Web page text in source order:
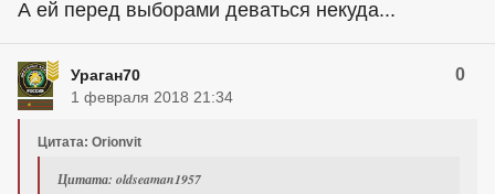
А ей перед выборами деваться некуда...
Ураган70 0
1 февраля 2018 21:34
Цитата: Orionvit
Цитата: oldseaman1957